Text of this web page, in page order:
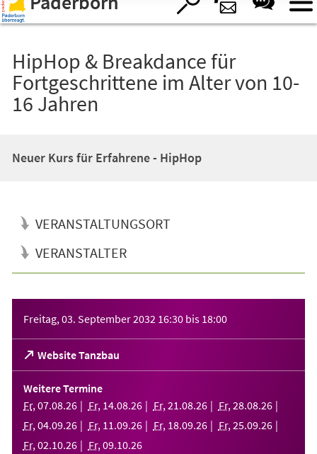
öffnen.
HipHop & Breakdance für
Fortgeschrittene im Alter von 10-
16 Jahren
Neuer Kurs für Erfahrene - HipHop
VERANSTALTUNGSORT
VERANSTALTER
Freitag, 03. September 2032 16:30 bis 18:00
Website Tanzbau
(Öffnet
in
einem
neuen
Tab)
Weitere Termine
Fr, 07.08.26 Fr, 14.08.26 Fr, 21 .08.26 Fr, 28.08.26
Fr, 04.09.26 Fr, 11 .09.26 Fr, 18.09.26 Fr, 25.09.26
Fr, 02.10.26 Fr, 09.10.26